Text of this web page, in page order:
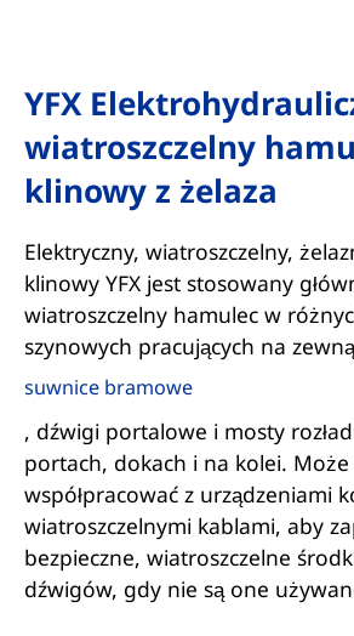
YFX
wiatroszczelny
klinowy z żelaza
Elektryczny, wiatroszczelny,
klinowy YFX jest stosowany
wiatroszczelny hamulec w
szynowych pracujących na
suwnice bramowe
, dźwigi portalowe i mosty
portach, dokach i na kolei.
współpracować z urządzeniami
wiatroszczelnymi kablami, aby
bezpieczne, wiatroszczelne
dźwigów, gdy nie są one